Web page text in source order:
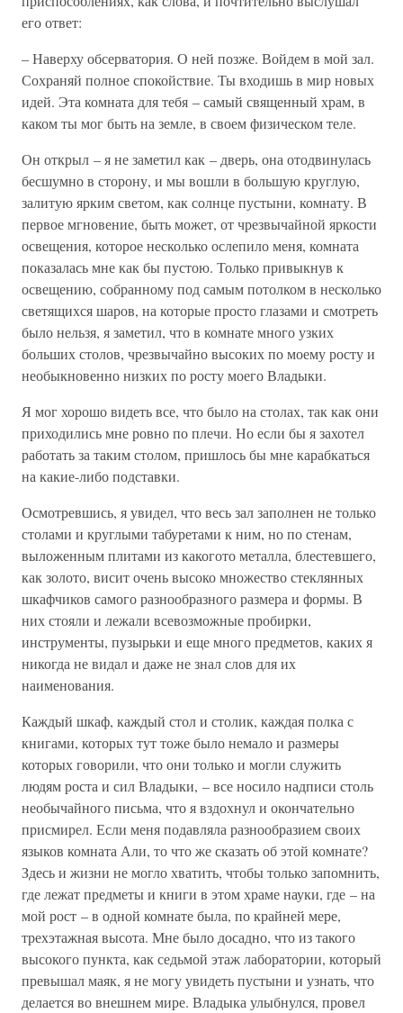
его ответ:
– Наверху обсерватория. О ней позже. Войдем в мой зал.
Сохраняй полное спокойствие. Ты входишь в мир новых
идей. Эта комната для тебя – самый священный храм, в
каком ты мог быть на земле, в своем физическом теле.
Он открыл – я не заметил как – дверь, она отодвинулась
бесшумно в сторону, и мы вошли в большую круглую,
залитую ярким светом, как солнце пустыни, комнату. В
первое мгновение, быть может, от чрезвычайной яркости
освещения, которое несколько ослепило меня, комната
показалась мне как бы пустою. Только привыкнув к
освещению, собранному под самым потолком в несколько
светящихся шаров, на которые просто глазами и смотреть
было нельзя, я заметил, что в комнате много узких
больших столов, чрезвычайно высоких по моему росту и
необыкновенно низких по росту моего Владыки.
Я мог хорошо видеть все, что было на столах, так как они
приходились мне ровно по плечи. Но если бы я захотел
работать за таким столом, пришлось бы мне карабкаться
на какие-либо подставки.
Осмотревшись, я увидел, что весь зал заполнен не только
столами и круглыми табуретами к ним, но по стенам,
выложенным плитами из какогото металла, блестевшего,
как золото, висит очень высоко множество стеклянных
шкафчиков самого разнообразного размера и формы. В
них стояли и лежали всевозможные пробирки,
инструменты, пузырьки и еще много предметов, каких я
никогда не видал и даже не знал слов для их
наименования.
Каждый шкаф, каждый стол и столик, каждая полка с
книгами, которых тут тоже было немало и размеры
которых говорили, что они только и могли служить
людям роста и сил Владыки, – все носило надписи столь
необычайного письма, что я вздохнул и окончательно
присмирел. Если меня подавляла разнообразием своих
языков комната Али, то что же сказать об этой комнате?
Здесь и жизни не могло хватить, чтобы только запомнить,
где лежат предметы и книги в этом храме науки, где – на
мой рост – в одной комнате была, по крайней мере,
трехэтажная высота. Мне было досадно, что из такого
высокого пункта, как седьмой этаж лаборатории, который
превышал маяк, я не могу увидеть пустыни и узнать, что
делается во внешнем мире. Владыка улыбнулся, провел